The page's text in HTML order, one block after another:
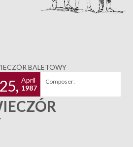
BALETOWY
25, April
1987
Composer: